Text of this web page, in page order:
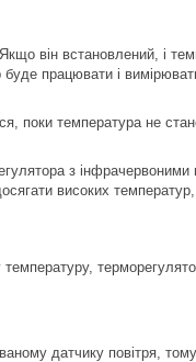
він встановлений, і
буде працювати і
поки температура не
з
високих
датчику повітря,